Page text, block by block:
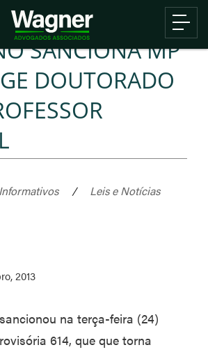
SANCIONA MP
DOUTORADO
Informativos /
Leis e Notícias
2013
na terça-feira (24)
614, que que torna